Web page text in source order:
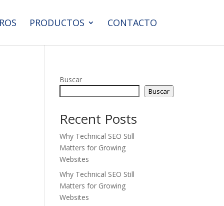
PRODUCTOS CONTACTO
Buscar
Buscar
Recent Posts
Why Technical SEO Still
Matters for Growing
Websites
Why Technical SEO Still
Matters for Growing
Websites